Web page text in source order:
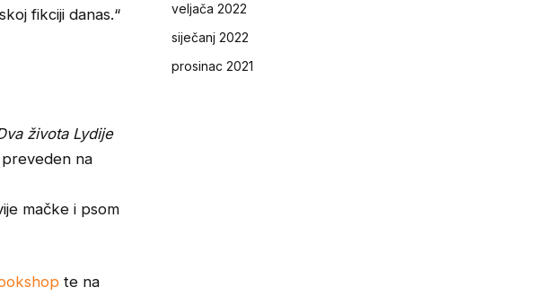
fikciji danas.“
života Lydije
na
mačke i psom
te na
veljača 2022
siječanj 2022
prosinac 2021